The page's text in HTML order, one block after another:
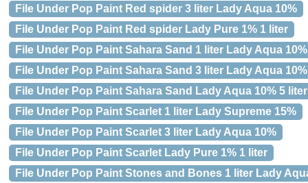
File Under Pop Paint Red spider 3 liter Lady Aqua 10%
File Under Pop Paint Red spider Lady Pure 1% 1 liter
File Under Pop Paint Sahara Sand 1 liter Lady Aqua 10%
File Under Pop Paint Sahara Sand 3 liter Lady Aqua 10%
File Under Pop Paint Sahara Sand Lady Aqua 10% 5 liter
File Under Pop Paint Scarlet 1 liter Lady Supreme 15%
File Under Pop Paint Scarlet 3 liter Lady Aqua 10%
File Under Pop Paint Scarlet Lady Pure 1% 1 liter
File Under Pop Paint Stones and Bones 1 liter Lady